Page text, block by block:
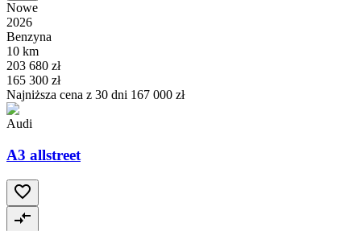
Nowe
2026
Benzyna
10 km
203 680 zł
165 300 zł
Najniższa cena z 30 dni 167 000 zł
Audi
A3 allstreet